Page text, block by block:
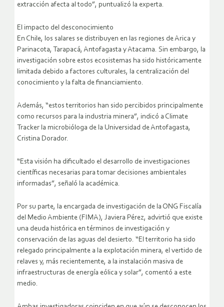
extracción afecta al todo”, puntualizó la experta.
El impacto del desconocimiento
En Chile, los salares se distribuyen en las regiones de Arica y
Parinacota, Tarapacá, Antofagasta y Atacama. Sin embargo, la
investigación sobre estos ecosistemas ha sido históricamente
limitada debido a factores culturales, la centralización del
conocimiento y la falta de financiamiento.
Además, “estos territorios han sido percibidos principalmente
como recursos para la industria minera”, indicó a Climate
Tracker la microbióloga de la Universidad de Antofagasta,
Cristina Dorador.
“Esta visión ha dificultado el desarrollo de investigaciones
científicas necesarias para tomar decisiones ambientales
informadas”, señaló la académica.
Por su parte, la encargada de investigación de la ONG Fiscalía
del Medio Ambiente (FIMA), Javiera Pérez, advirtió que existe
una deuda histórica en términos de investigación y
conservación de las aguas del desierto. “El territorio ha sido
relegado principalmente a la explotación minera, el vertido de
relaves y, más recientemente, a la instalación masiva de
infraestructuras de energía eólica y solar”, comentó a este
medio.